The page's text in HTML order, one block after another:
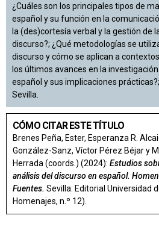
¿Cuáles son los principales tipos de
español y su función en la
la (des)cortesía verbal y la gestión de
discurso?; ¿Qué metodologías se
discurso y cómo se aplican a
los últimos avances en la
español y sus implicaciones
Sevilla.
CÓMO CITAR ESTE TÍTULO
Brenes Peña, Ester, Esperanza R.
González-Sanz, Víctor Pérez Béjar y
Herrada (coords.) (2024): Estudios
análisis del discurso en español.
Fuentes. Sevilla: Editorial Universidad
Homenajes, n.º 12).